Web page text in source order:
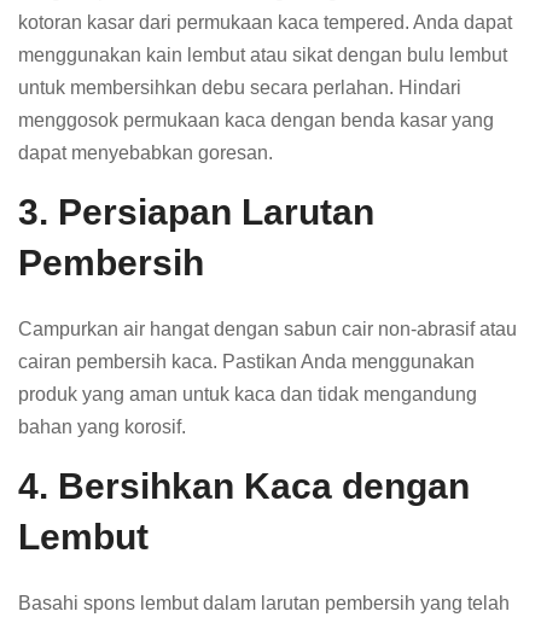
kotoran kasar dari permukaan kaca tempered. Anda dapat
menggunakan kain lembut atau sikat dengan bulu lembut
untuk membersihkan debu secara perlahan. Hindari
menggosok permukaan kaca dengan benda kasar yang
dapat menyebabkan goresan.
3. Persiapan Larutan
Pembersih
Campurkan air hangat dengan sabun cair non-abrasif atau
cairan pembersih kaca. Pastikan Anda menggunakan
produk yang aman untuk kaca dan tidak mengandung
bahan yang korosif.
4. Bersihkan Kaca dengan
Lembut
Basahi spons lembut dalam larutan pembersih yang telah